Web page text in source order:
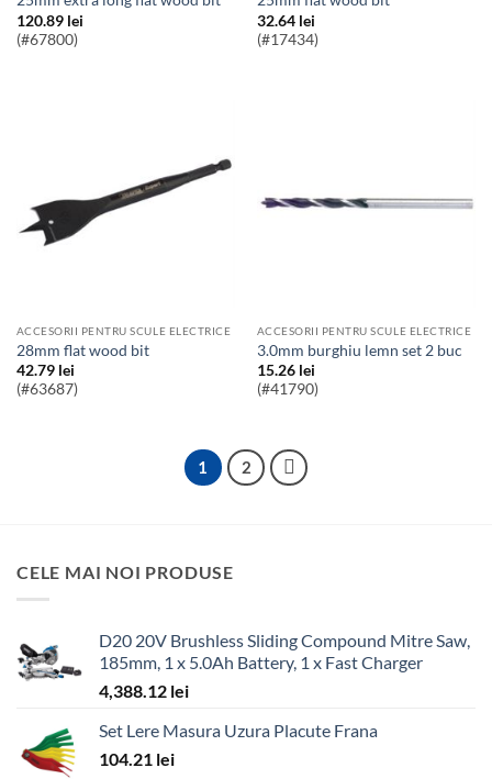
120.89 lei
(#67800)
32.64 lei
(#17434)
ACCESORII PENTRU SCULE ELECTRICE
28mm flat wood bit
42.79 lei
(#63687)
ACCESORII PENTRU SCULE ELECTRICE
3.0mm burghiu lemn set 2 buc
15.26 lei
(#41790)
1 2
CELE MAI NOI PRODUSE
D20 20V Brushless Sliding Compound Mitre Saw,
185mm, 1 x 5.0Ah Battery, 1 x Fast Charger
4,388.12 lei
Set Lere Masura Uzura Placute Frana
104.21 lei